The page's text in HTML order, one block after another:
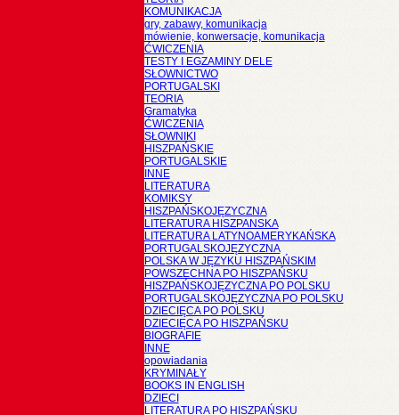
KOMUNIKACJA
gry, zabawy, komunikacja
mówienie, konwersacje, komunikacja
ĆWICZENIA
TESTY I EGZAMINY DELE
SŁOWNICTWO
PORTUGALSKI
TEORIA
Gramatyka
ĆWICZENIA
SŁOWNIKI
HISZPAŃSKIE
PORTUGALSKIE
INNE
LITERATURA
KOMIKSY
HISZPAŃSKOJĘZYCZNA
LITERATURA HISZPANSKA
LITERATURA LATYNOAMERYKAŃSKA
PORTUGALSKOJĘZYCZNA
POLSKA W JĘZYKU HISZPAŃSKIM
POWSZECHNA PO HISZPAŃSKU
HISZPAŃSKOJĘZYCZNA PO POLSKU
PORTUGALSKOJĘZYCZNA PO POLSKU
DZIECIĘCA PO POLSKU
DZIECIĘCA PO HISZPAŃSKU
BIOGRAFIE
INNE
opowiadania
KRYMINAŁY
BOOKS IN ENGLISH
DZIECI
LITERATURA PO HISZPAŃSKU